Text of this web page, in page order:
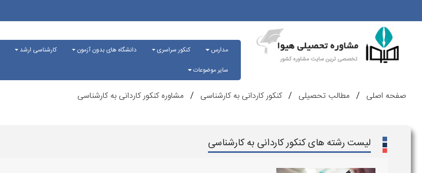
مدارس کنکور سراسری دانشگاه های بدون آزمون کارشناسی ارشد
سایر موضوعات
صفحه اصلی مطالب تحصیلی کنکور کاردانی به کارشناسی مشاوره کنکور کاردانی به کارشناسی
لیست رشته های کنکور کاردانی به کارشناسی